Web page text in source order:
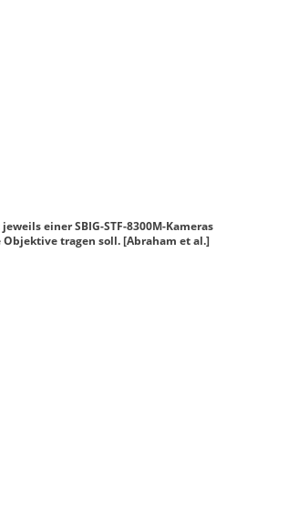
einer SBIG-STF-8300M-Kameras
tragen soll. [Abraham et al.]